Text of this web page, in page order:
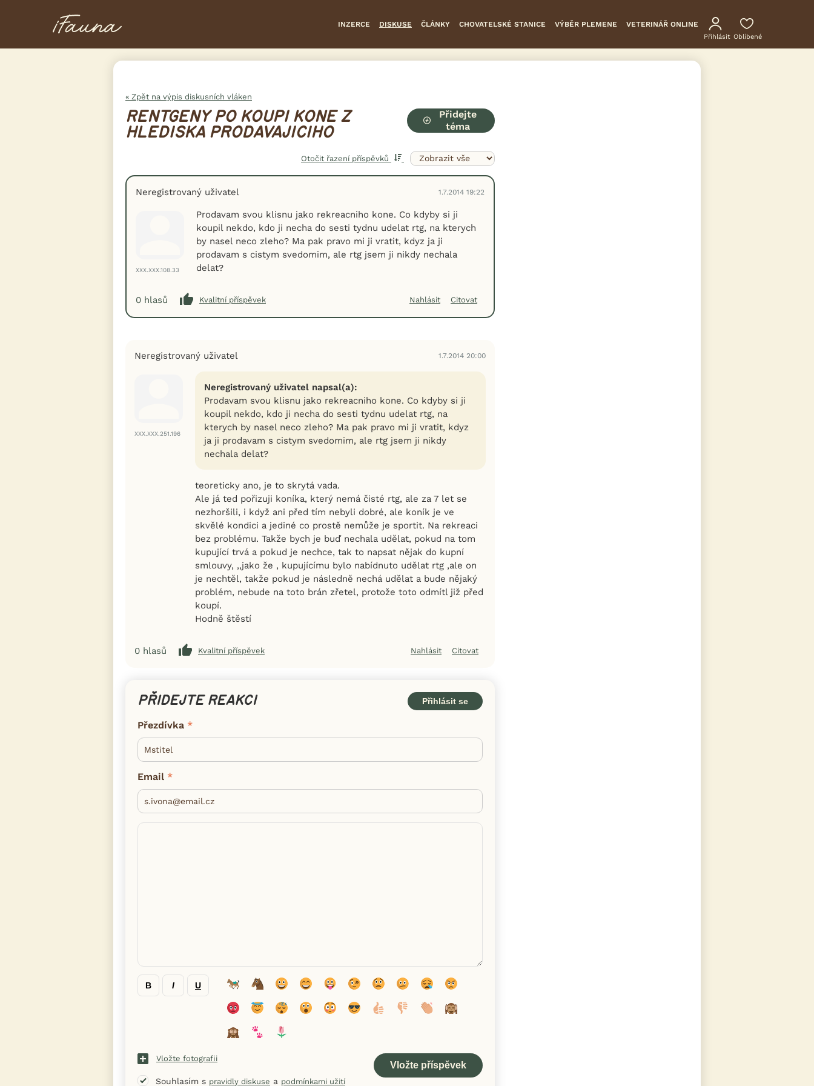
INZERCE DISKUSE ČLÁNKY CHOVATELSKÉ STANICE VÝBĚR PLEMENE VETERINÁŘ ONLINE
Přihlásit Oblíbené
« Zpět na výpis diskusních vláken
RENTGENY PO KOUPI KONE Z
HLEDISKA PRODAVAJICIHO
Přidejte
téma
Otočit řazení příspěvků
Neregistrovaný uživatel 1.7.2014 19:22
XXX.XXX.108.33
Prodavam svou klisnu jako rekreacniho kone. Co kdyby si ji
koupil nekdo, kdo ji necha do sesti tydnu udelat rtg, na kterych
by nasel neco zleho? Ma pak pravo mi ji vratit, kdyz ja ji
prodavam s cistym svedomim, ale rtg jsem ji nikdy nechala
delat?
0 hlasů Kvalitní příspěvek Nahlásit Citovat
Neregistrovaný uživatel 1.7.2014 20:00
XXX.XXX.251.196
Neregistrovaný uživatel napsal(a):
Prodavam svou klisnu jako rekreacniho kone. Co kdyby si ji
koupil nekdo, kdo ji necha do sesti tydnu udelat rtg, na
kterych by nasel neco zleho? Ma pak pravo mi ji vratit, kdyz
ja ji prodavam s cistym svedomim, ale rtg jsem ji nikdy
nechala delat?
teoreticky ano, je to skrytá vada.
Ale já ted pořizuji koníka, který nemá čisté rtg, ale za 7 let se
nezhoršili, i když ani před tím nebyli dobré, ale koník je ve
skvělé kondici a jediné co prostě nemůže je sportit. Na rekreaci
bez problému. Takže bych je buď nechala udělat, pokud na tom
kupující trvá a pokud je nechce, tak to napsat nějak do kupní
smlouvy, ,,jako že , kupujícímu bylo nabídnuto udělat rtg ,ale on
je nechtěl, takže pokud je následně nechá udělat a bude nějaký
problém, nebude na toto brán zřetel, protože toto odmítl již před
koupí.
Hodně štěstí
0 hlasů Kvalitní příspěvek Nahlásit Citovat
PŘIDEJTE REAKCI Přihlásit se
Přezdívka
Email
B I U
Vložte fotografii
Souhlasím s pravidly diskuse a podmínkami užití